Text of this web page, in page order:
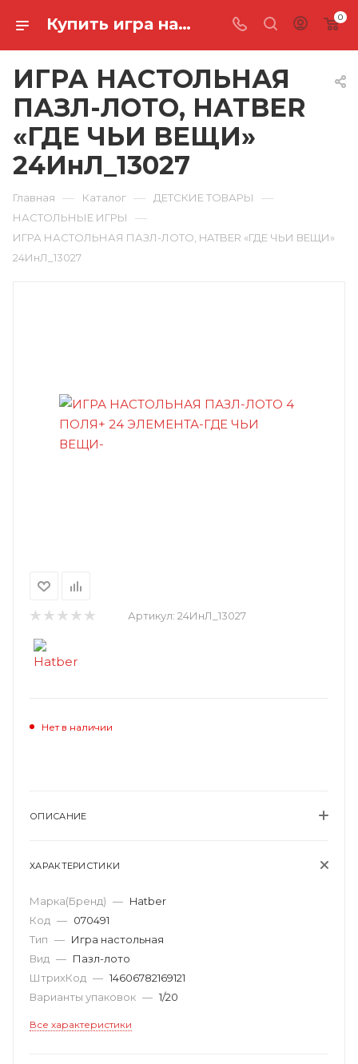
Купить игра настольная пазл-лото, hatber «где чьи вещи» 24ИнЛ_13027 в Ростове-на-Дону 0
ИГРА НАСТОЛЬНАЯ
ПАЗЛ-ЛОТО, HATBER
«ГДЕ ЧЬИ ВЕЩИ»
24ИнЛ_13027
Главная — Каталог — ДЕТСКИЕ ТОВАРЫ —
НАСТОЛЬНЫЕ ИГРЫ —
ИГРА НАСТОЛЬНАЯ ПАЗЛ-ЛОТО, HATBER «ГДЕ ЧЬИ ВЕЩИ»
24ИнЛ_13027
Артикул: 24ИнЛ_13027
Нет в наличии
ОПИСАНИЕ
ХАРАКТЕРИСТИКИ
Марка(Бренд) — Hatber
Код — 070491
Тип — Игра настольная
Вид — Пазл-лото
ШтрихКод — 14606782169121
Варианты упаковок — 1/20
Все характеристики